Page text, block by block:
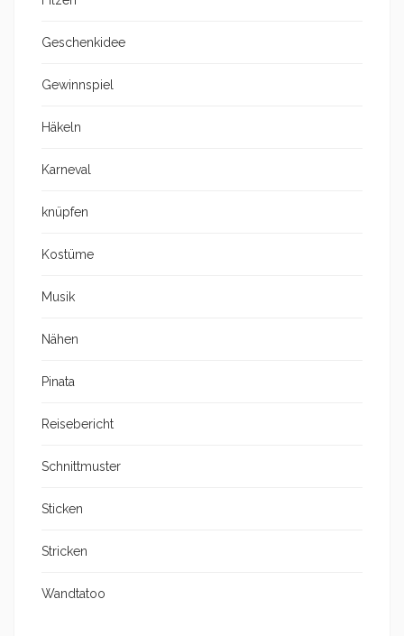
Geschenkidee
Gewinnspiel
Häkeln
Karneval
knüpfen
Kostüme
Musik
Nähen
Pinata
Reisebericht
Schnittmuster
Sticken
Stricken
Wandtatoo